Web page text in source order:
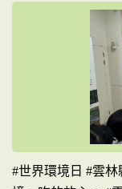
#世界環境日 #雲